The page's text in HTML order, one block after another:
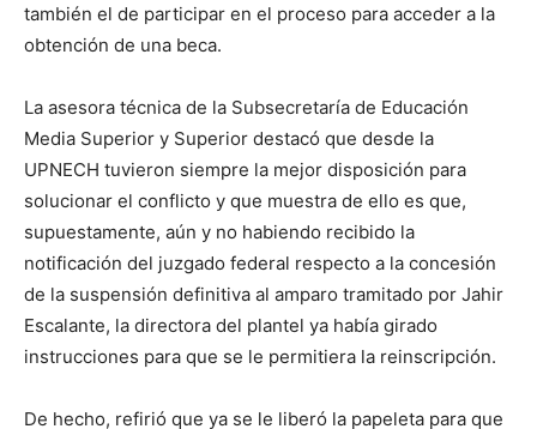
también el de participar en el proceso para acceder a la
obtención de una beca.
La asesora técnica de la Subsecretaría de Educación
Media Superior y Superior destacó que desde la
UPNECH tuvieron siempre la mejor disposición para
solucionar el conflicto y que muestra de ello es que,
supuestamente, aún y no habiendo recibido la
notificación del juzgado federal respecto a la concesión
de la suspensión definitiva al amparo tramitado por Jahir
Escalante, la directora del plantel ya había girado
instrucciones para que se le permitiera la reinscripción.
De hecho, refirió que ya se le liberó la papeleta para que